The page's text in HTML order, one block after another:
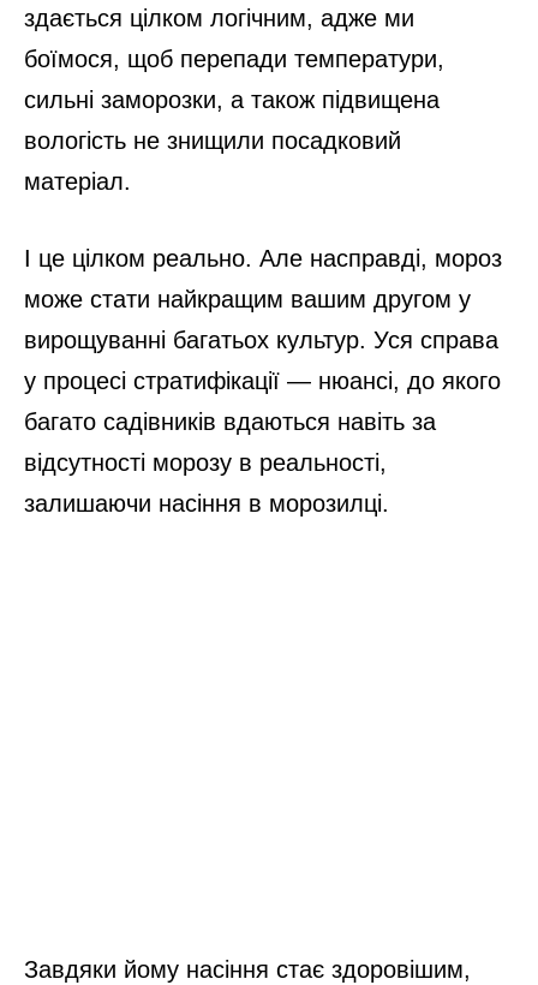
здається цілком логічним, адже ми
боїмося, щоб перепади температури,
сильні заморозки, а також підвищена
вологість не знищили посадковий
матеріал.
І це цілком реально. Але насправді, мороз
може стати найкращим вашим другом у
вирощуванні багатьох культур. Уся справа
у процесі стратифікації — нюансі, до якого
багато садівників вдаються навіть за
відсутності морозу в реальності,
залишаючи насіння в морозилці.
Завдяки йому насіння стає здоровішим,